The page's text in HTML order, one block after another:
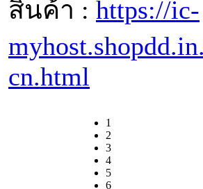
สินค้า : https://ic-
cn.html
1
2
3
4
5
6